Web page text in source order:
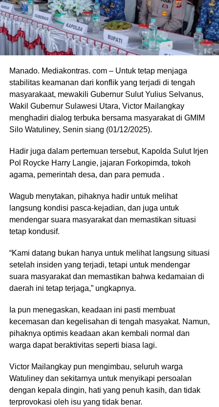
Manado. Mediakontras. com – Untuk tetap menjaga
stabilitas keamanan dari konflik yang terjadi di tengah
masyarakaat, mewakili Gubernur Sulut Yulius Selvanus,
Wakil Gubernur Sulawesi Utara, Victor Mailangkay
menghadiri dialog terbuka bersama masyarakat di GMIM
Silo Watuliney, Senin siang (01/12/2025).
Hadir juga dalam pertemuan tersebut, Kapolda Sulut Irjen
Pol Roycke Harry Langie, jajaran Forkopimda, tokoh
agama, pemerintah desa, dan para pemuda .
Wagub menytakan, pihaknya hadir untuk melihat
langsung kondisi pasca-kejadian, dan juga untuk
mendengar suara masyarakat dan memastikan situasi
tetap kondusif.
“Kami datang bukan hanya untuk melihat langsung situasi
setelah insiden yang terjadi, tetapi untuk mendengar
suara masyarakat dan memastikan bahwa kedamaian di
daerah ini tetap terjaga,” ungkapnya.
Ia pun menegaskan, keadaan ini pasti membuat
kecemasan dan kegelisahan di tengah masyakat. Namun,
pihaknya optimis keadaan akan kembali normal dan
warga dapat beraktivitas seperti biasa lagi.
Victor Mailangkay pun mengimbau, seluruh warga
Watuliney dan sekitarnya untuk menyikapi persoalan
dengan kepala dingin, hati yang penuh kasih, dan tidak
terprovokasi oleh isu yang tidak benar.